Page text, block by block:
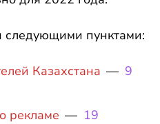
следующими пунктами:
Казахстана — 9
рекламе — 19